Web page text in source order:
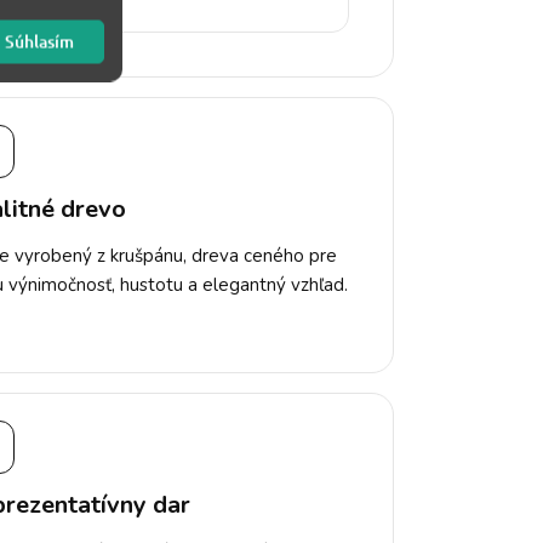
Súhlasím
drevo
vyrobený z krušpánu, dreva ceného pre
výnimočnosť, hustotu a elegantný vzhľad.
dar